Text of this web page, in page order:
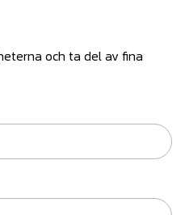
och ta del av fina